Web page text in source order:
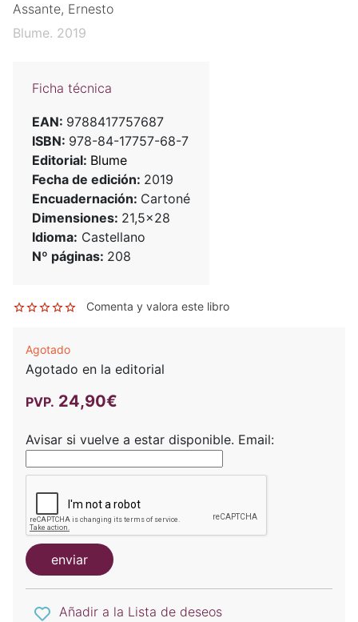
Assante, Ernesto
Blume. 2019
Ficha técnica
EAN: 9788417757687
ISBN: 978-84-17757-68-7
Editorial: Blume
Fecha de edición: 2019
Encuadernación: Cartoné
Dimensiones: 21,5x28
Idioma: Castellano
Nº páginas: 208
Comenta y valora este libro
Agotado
Agotado en la editorial
PVP. 24,90€
Avisar si vuelve a estar disponible. Email:
enviar
Añadir a la Lista de deseos